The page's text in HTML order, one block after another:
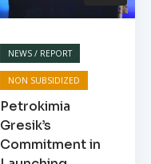
NEWS / REPORT
NON SUBSIDIZED
Petrokimia
Gresik’s
Commitment in